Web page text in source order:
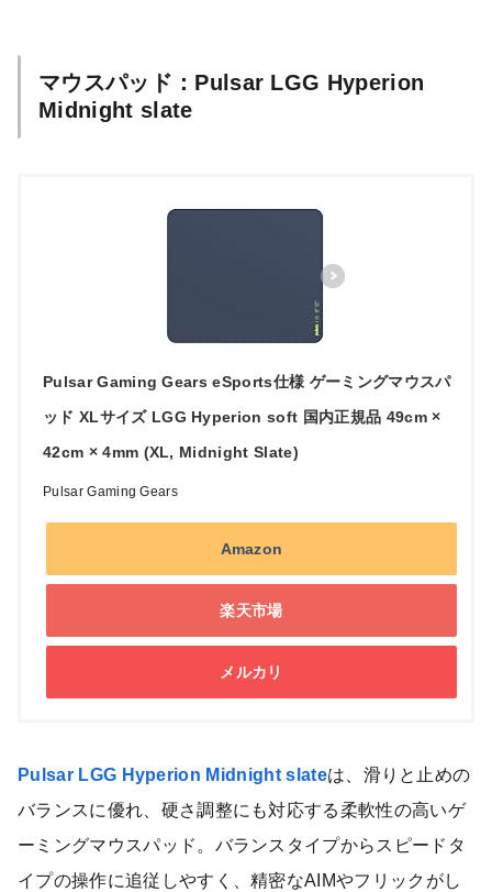
マウスパッド：Pulsar LGG Hyperion
Midnight slate
Pulsar Gaming Gears eSports仕様 ゲーミングマウスパ
ッド XLサイズ LGG Hyperion soft 国内正規品 49cm ×
42cm × 4mm (XL, Midnight Slate)
Pulsar Gaming Gears
Amazon
楽天市場
メルカリ
Pulsar LGG Hyperion Midnight slateは、滑りと止めの
バランスに優れ、硬さ調整にも対応する柔軟性の高いゲ
ーミングマウスパッド。バランスタイプからスピードタ
イプの操作に追従しやすく、精密なAIMやフリックがし